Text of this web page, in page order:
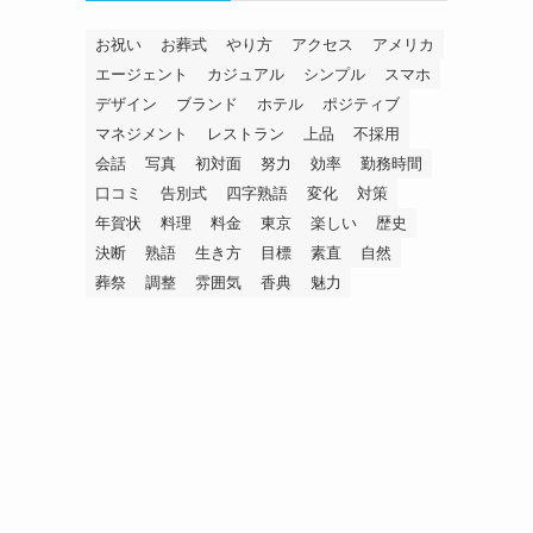
お祝い お葬式 やり方 アクセス
アメリカ
エージェント
カジュアル シンプル
スマホ
デザイン
ブランド ホテル
ポジティブ
マネジメント
レストラン 上品
不採用
会話
写真 初対面 努力 効率
勤務時間
口コミ
告別式 四字熟語 変化
対策
年賀状
料理 料金 東京 楽しい
歴史
決断
熟語 生き方 目標 素直
自然
葬祭
調整 雰囲気 香典 魅力